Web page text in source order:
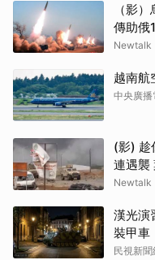
（影
傳助俄
Newtalk
越南航
中央廣播
(影) 趁
連遇襲
Newtalk
漢光演
裝甲車
民視新聞